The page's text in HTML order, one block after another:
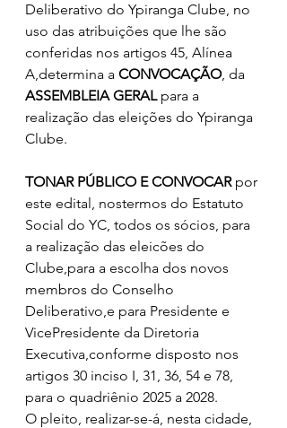
Deliberativo do Ypiranga Clube, no
uso das atribuições que lhe são
conferidas nos artigos 45, Alínea
A,determina a CONVOCAÇÃO, da
ASSEMBLEIA GERAL para a
realização das eleições do Ypiranga
Clube.
TONAR PÚBLICO E CONVOCAR por
este edital, nostermos do Estatuto
Social do YC, todos os sócios, para
a realização das eleicões do
Clube,para a escolha dos novos
membros do Conselho
Deliberativo,e para Presidente e
VicePresidente da Diretoria
Executiva,conforme disposto nos
artigos 30 inciso I, 31, 36, 54 e 78,
para o quadriênio 2025 a 2028.
O pleito, realizar-se-á, nesta cidade,